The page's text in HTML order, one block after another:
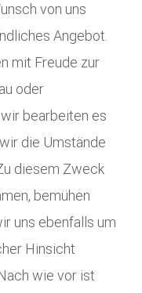
von uns
Angebot.
mit Freude zur
oder
bearbeiten es
die Umstände
diesem Zweck
bemühen
uns ebenfalls um
Hinsicht
wie vor ist